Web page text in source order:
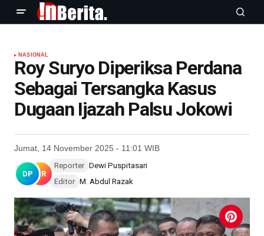
NASIONAL
Roy Suryo Diperiksa Perdana
Sebagai Tersangka Kasus
Dugaan Ijazah Palsu Jokowi
Jumat, 14 November 2025 - 11:01 WIB
DP MR
Reporter Dewi Puspitasari
Editor M. Abdul Razak